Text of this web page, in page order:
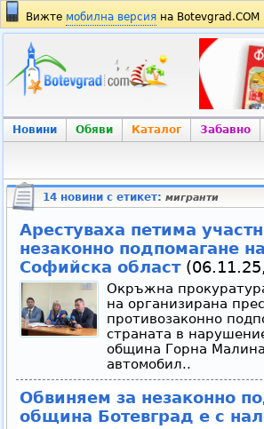
Вижте мобилна версия на Botevgrad.COM
Новини Обяви Каталог Забавно
14 новини с етикет: мигранти
Арестуваха петима
незаконно подпомагане
Софийска област
Окръжна
на организирана
противозаконно
страната в
община Горна
автомобил..
Обвиняем за незаконно
община Ботевград е с